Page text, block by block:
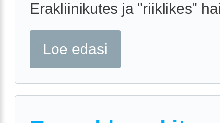
Erakliinikutes ja "riiklikes"
Loe edasi